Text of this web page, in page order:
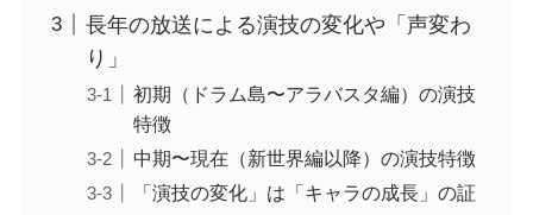
長年の放送による演技の変化や「声変わ
り」
初期（ドラム島〜アラバスタ編）の演技
特徴
中期〜現在（新世界編以降）の演技特徴
「演技の変化」は「キャラの成長」の証